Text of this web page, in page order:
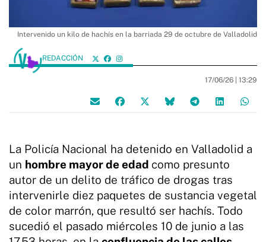
Intervenido un kilo de hachís en la barriada 29 de octubre de Valladolid
REDACCIÓN
17/06/26 | 13:29
La Policía Nacional ha detenido en Valladolid a
un hombre mayor de edad como presunto
autor de un delito de tráfico de drogas tras
intervenirle diez paquetes de sustancia vegetal
de color marrón, que resultó ser hachís. Todo
sucedió el pasado miércoles 10 de junio a las